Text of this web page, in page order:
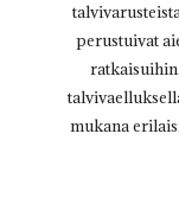
perustuivat
mukana